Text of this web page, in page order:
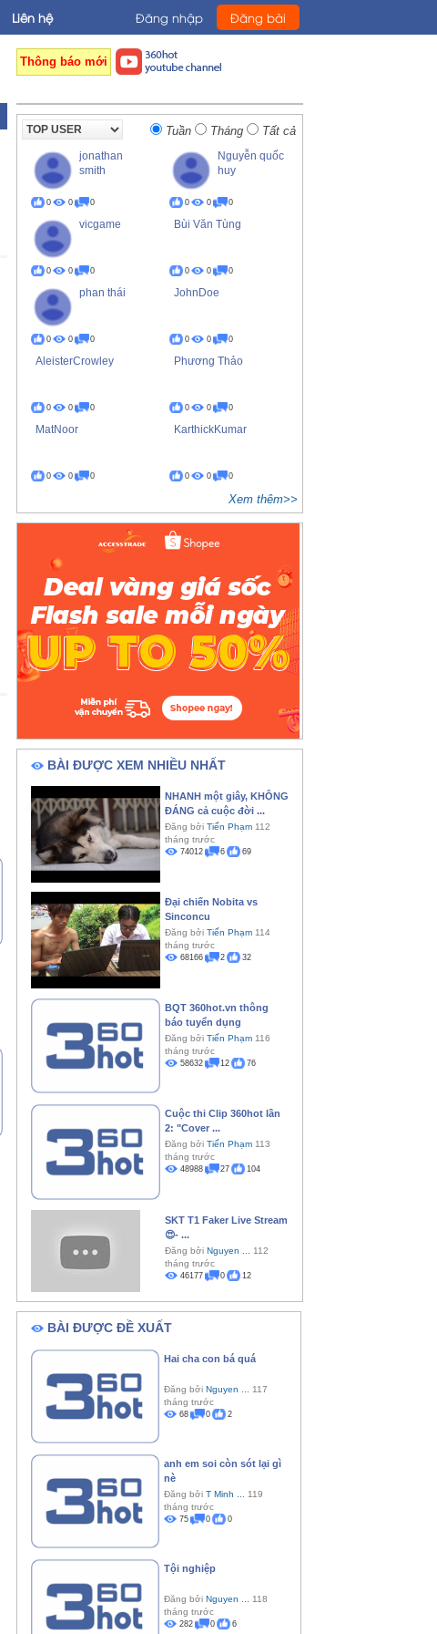
Liên hệ Đăng nhập Đăng bài
Thông báo mới
Tuần Tháng Tất cả
jonathan
smith
0 0 0
Nguyễn quốc
huy
0 0 0
vicgame
0 0 0
Bùi Văn Tùng
0 0 0
phan thái
0 0 0
JohnDoe
0 0 0
AleisterCrowley
0 0 0
Phương Thảo
0 0 0
MatNoor
0 0 0
KarthickKumar
0 0 0
Xem thêm>>
BÀI ĐƯỢC XEM NHIỀU NHẤT
NHANH một giây, KHÔNG
ĐÁNG cả cuộc đời ...
Đăng bởi Tiến Phạm112
tháng trước
74012 6 69
Đại chiến Nobita vs
Sinconcu
Đăng bởi Tiến Phạm114
tháng trước
68166 2 32
BQT 360hot.vn thông
báo tuyển dụng
Đăng bởi Tiến Phạm116
tháng trước
58632 12 76
Cuộc thi Clip 360hot lần
2: "Cover ...
Đăng bởi Tiến Phạm113
tháng trước
48988 27 104
SKT T1 Faker Live Stream
😍- ...
Đăng bởi Nguyen ...
112
tháng trước
46177 0 12
BÀI ĐƯỢC ĐỀ XUẤT
Hai cha con bá quá
Đăng bởi Nguyen ...
117
tháng trước
68 0 2
anh em soi còn sót lại gì
nè
Đăng bởi T Minh ...
119
tháng trước
75 0 0
Tội nghiệp
Đăng bởi Nguyen ... 118
tháng trước
282 0 6